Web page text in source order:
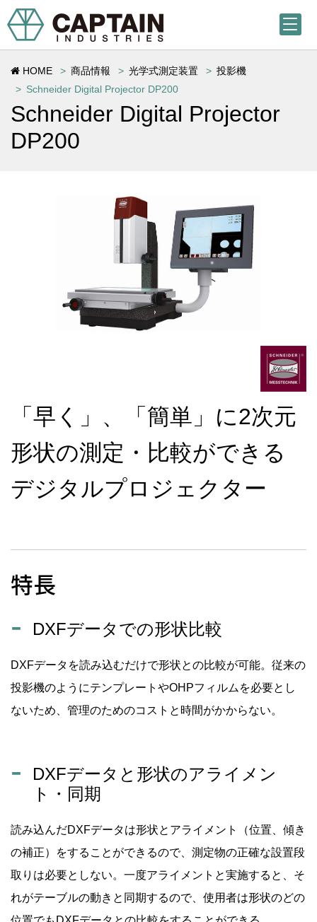
HOME 商品情報 光学式測定装置
投影機
Schneider Digital Projector DP200
Schneider Digital Projector
DP200
「早く」、「簡単」に2次元
形状の測定・比較ができる
デジタルプロジェクター
特長
DXFデータでの形状比較
DXFデータを読み込むだけで形状との比較が可能。従来の
投影機のようにテンプレートやOHPフィルムを必要とし
ないため、管理のためのコストと時間がかからない。
DXFデータと形状のアライメン
ト・同期
読み込んだDXFデータは形状とアライメント（位置、傾き
の補正）をすることができるので、測定物の正確な設置段
取りは必要としない。一度アライメントと実施すると、そ
れがテーブルの動きと同期するので、使用者は形状のどの